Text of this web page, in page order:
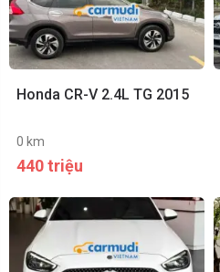
Honda CR-V 2.4L TG 2015
0 km
440 triệu